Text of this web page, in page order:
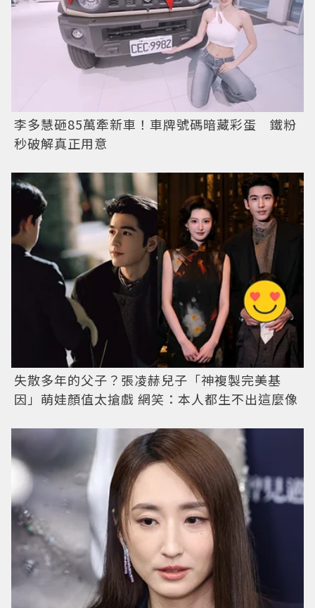
李多慧砸85萬牽新車！車牌號碼暗藏彩蛋 鐵粉
秒破解真正用意
失散多年的父子？張凌赫兒子「神複製完美基
因」萌娃顏值太搶戲 網笑：本人都生不出這麼像